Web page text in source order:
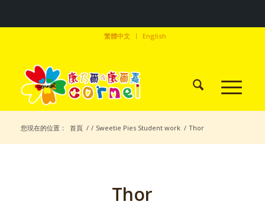
繁體中文 English
您現在的位置： 首頁 / / Sweetie Pies Student work / Thor
Thor